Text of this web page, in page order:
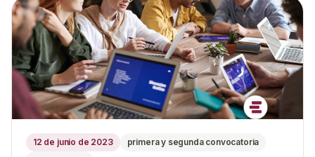
12 de junio de 2023
primera y segunda convocatoria